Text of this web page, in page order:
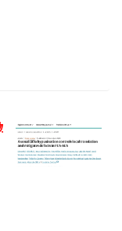
或能修复？